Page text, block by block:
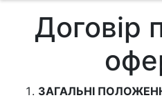
Договір
ЗАГАЛЬНІ